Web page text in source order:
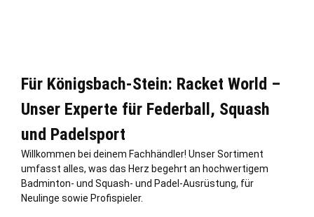
Für Königsbach-Stein: Racket World –
Unser Experte für Federball, Squash
und Padelsport
Willkommen bei deinem Fachhändler! Unser Sortiment
umfasst alles, was das Herz begehrt an hochwertigem
Badminton- und Squash- und Padel-Ausrüstung, für
Neulinge sowie Profispieler.